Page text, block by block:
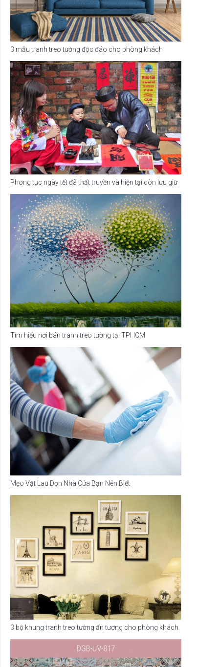
3 mẫu tranh treo tường độc đáo cho phòng khách
Phong tục ngày tết đã thất truyền và hiện tại còn lưu giữ
Tìm hiểu nơi bán tranh treo tường tại TPHCM
Mẹo Vặt Lau Dọn Nhà Cửa Bạn Nên Biết
3 bộ khung tranh treo tường ấn tượng cho phòng khách